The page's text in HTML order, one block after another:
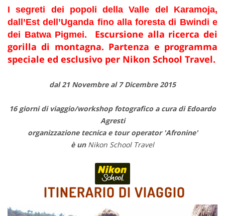
I segreti dei popoli della Valle del Karamoja,
dall’Est dell’Uganda fino alla foresta di Bwindi e
dei Batwa Pigmei. Escursione alla ricerca dei
gorilla di montagna. Partenza e programma
speciale ed esclusivo per Nikon School Travel.
dal 21 Novembre al 7 Dicembre 2015
16 giorni di viaggio/workshop fotografico a cura di Edoardo
Agresti
organizzazione tecnica e tour operator 'Afronine'
è un Nikon School Travel
ITINERARIO DI VIAGGIO